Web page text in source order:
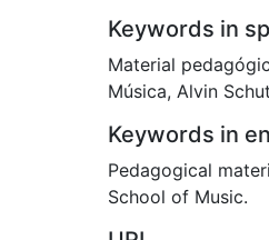
Keywords in
Material
Música, Alvin
Keywords in
Pedagogical
School of Music.